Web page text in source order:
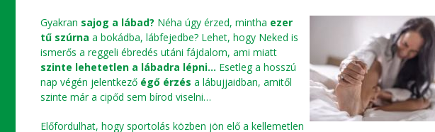
Gyakran sajog a lábad? Néha úgy érzed, mintha ezer
tű szúrna a bokádba, lábfejedbe? Lehet, hogy Neked is
ismerős a reggeli ébredés utáni fájdalom, ami miatt
szinte lehetetlen a lábadra lépni... Esetleg a hosszú
nap végén jelentkező égő érzés a lábujjaidban, amitől
szinte már a cipőd sem bírod viselni…
Előfordulhat, hogy sportolás közben jön elő a kellemetlen